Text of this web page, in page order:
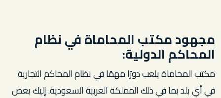
مجهود مكتب المحاماة في نظام
المحاكم الدولية:
مكتب المحاماة يلعب دورًا مهمًا في نظام المحاكم التجارية
في أي بلد بما في ذلك المملكة العربية السعودية. إليك بعض